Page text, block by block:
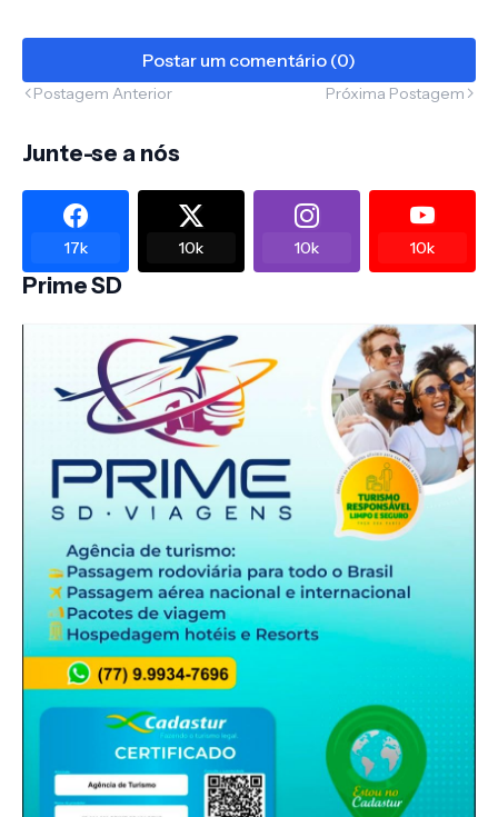
Postar um comentário (0)
Postagem Anterior Próxima Postagem
Junte-se a nós
17k 10k 10k 10k
Prime SD